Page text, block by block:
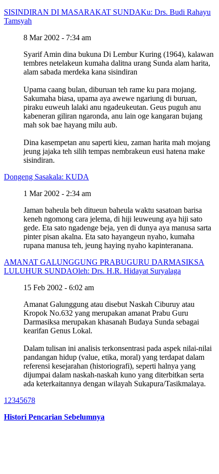
SISINDIRAN DI MASARAKAT SUNDAKu: Drs. Budi Rahayu
Tamsyah
8 Mar 2002 - 7:34 am
Syarif Amin dina bukuna Di Lembur Kuring (1964), kalawan
tembres netelakeun kumaha dalitna urang Sunda alam harita,
alam sabada merdeka kana sisindiran
Upama caang bulan, diburuan teh rame ku para mojang.
Sakumaha biasa, upama aya awewe ngariung di buruan,
piraku euweuh lalaki anu ngadeukeutan. Geus puguh anu
kabeneran giliran ngaronda, anu lain oge kangaran bujang
mah sok bae hayang milu aub.
Dina kasempetan anu saperti kieu, zaman harita mah mojang
jeung jajaka teh silih tempas nembrakeun eusi hatena make
sisindiran.
Dongeng Sasakala: KUDA
1 Mar 2002 - 2:34 am
Jaman baheula beh ditueun baheula waktu sasatoan barisa
keneh ngomong cara jelema, di hiji leuweung aya hiji sato
gede. Eta sato ngadenge beja, yen di dunya aya manusa sarta
pinter pisan akalna. Eta sato hayangeun nyaho, kumaha
rupana manusa teh, jeung haying nyaho kapinteranana.
AMANAT GALUNGGUNG PRABUGURU DARMASIKSA
LULUHUR SUNDAOleh: Drs. H.R. Hidayat Suryalaga
15 Feb 2002 - 6:02 am
Amanat Galunggung atau disebut Naskah Ciburuy atau
Kropok No.632 yang merupakan amanat Prabu Guru
Darmasiksa merupakan khasanah Budaya Sunda sebagai
kearifan Genus Lokal.
Dalam tulisan ini analisis terkonsentrasi pada aspek nilai-nilai
pandangan hidup (value, etika, moral) yang terdapat dalam
referensi kesejarahan (historiografi), seperti halnya yang
dijumpai dalam naskah-naskah kuno yang diterbitkan serta
ada keterkaitannya dengan wilayah Sukapura/Tasikmalaya.
1 2345678
Histori Pencarian Sebelumnya